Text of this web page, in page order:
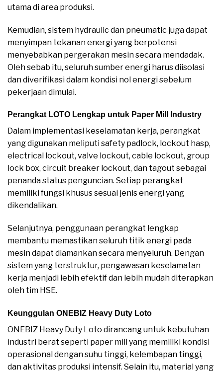
utama di area produksi.
Kemudian, sistem hydraulic dan pneumatic juga dapat
menyimpan tekanan energi yang berpotensi
menyebabkan pergerakan mesin secara mendadak.
Oleh sebab itu, seluruh sumber energi harus diisolasi
dan diverifikasi dalam kondisi nol energi sebelum
pekerjaan dimulai.
Perangkat LOTO Lengkap untuk Paper Mill Industry
Dalam implementasi keselamatan kerja, perangkat
yang digunakan meliputi safety padlock, lockout hasp,
electrical lockout, valve lockout, cable lockout, group
lock box, circuit breaker lockout, dan tagout sebagai
penanda status penguncian. Setiap perangkat
memiliki fungsi khusus sesuai jenis energi yang
dikendalikan.
Selanjutnya, penggunaan perangkat lengkap
membantu memastikan seluruh titik energi pada
mesin dapat diamankan secara menyeluruh. Dengan
sistem yang terstruktur, pengawasan keselamatan
kerja menjadi lebih efektif dan lebih mudah diterapkan
oleh tim HSE.
Keunggulan ONEBIZ Heavy Duty Loto
ONEBIZ Heavy Duty Loto dirancang untuk kebutuhan
industri berat seperti paper mill yang memiliki kondisi
operasional dengan suhu tinggi, kelembapan tinggi,
dan aktivitas produksi intensif. Selain itu, material yang